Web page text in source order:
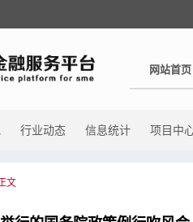
网站首页
行业动态 信息统计 项目中
文